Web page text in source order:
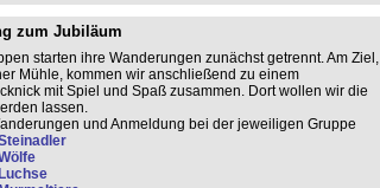
zum Jubiläum
starten ihre Wanderungen zunächst getrennt. Am Ziel,
Mühle, kommen wir anschließend zu einem
mit Spiel und Spaß zusammen. Dort wollen wir die
lassen.
und Anmeldung bei der jeweiligen Gruppe